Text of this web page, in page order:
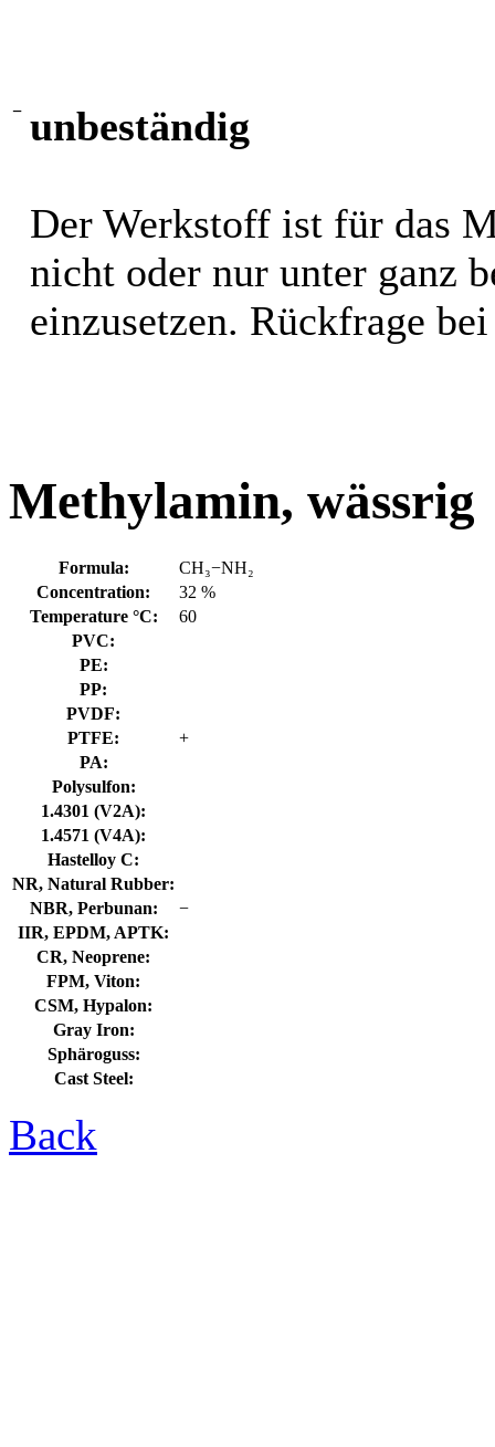
− unbeständig
Der Werkstoff ist für das
nicht oder nur unter ganz
einzusetzen. Rückfrage
Methylamin, wässrig
Formula:
CH₃−NH₂
Concentration:
32 %
Temperature °C:
60
PVC:
PE:
PP:
PVDF:
PTFE:
+
PA:
Polysulfon:
1.4301 (V2A):
1.4571 (V4A):
Hastelloy C:
NR, Natural Rubber:
NBR, Perbunan:
−
IIR, EPDM, APTK:
CR, Neoprene:
FPM, Viton:
CSM, Hypalon:
Gray Iron:
Sphäroguss:
Cast Steel:
Back